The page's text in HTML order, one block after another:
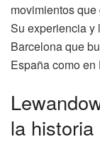
movimientos
Su experiencia y
Barcelona que
España como en
la historia